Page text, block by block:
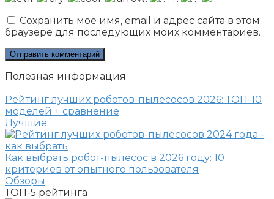
Сохранить моё имя, email и адрес сайта в этом
браузере для последующих моих комментариев.
Полезная информация
Рейтинг лучших роботов-пылесосов 2026: ТОП-10
моделей + сравнение
Лучшие
Как выбрать робот-пылесос в 2026 году: 10
критериев от опытного пользователя
Обзоры
ТОП-5 рейтинга